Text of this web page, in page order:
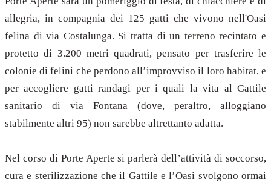
allegria, in compagnia dei 125 gatti che vivono nell'Oasi
felina di via Costalunga. Si tratta di un terreno recintato e
protetto di 3.200 metri quadrati, pensato per trasferire le
colonie di felini che perdono all’improvviso il loro habitat, e
per accogliere gatti randagi per i quali la vita al Gattile
sanitario di via Fontana (dove, peraltro, alloggiano
stabilmente altri 95) non sarebbe altrettanto adatta.
Nel corso di Porte Aperte si parlerà dell’attività di soccorso,
cura e sterilizzazione che il Gattile e l’Oasi svolgono ormai